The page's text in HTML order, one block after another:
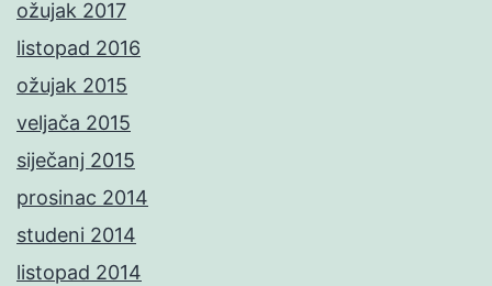
ožujak 2017
listopad 2016
ožujak 2015
veljača 2015
siječanj 2015
prosinac 2014
studeni 2014
listopad 2014